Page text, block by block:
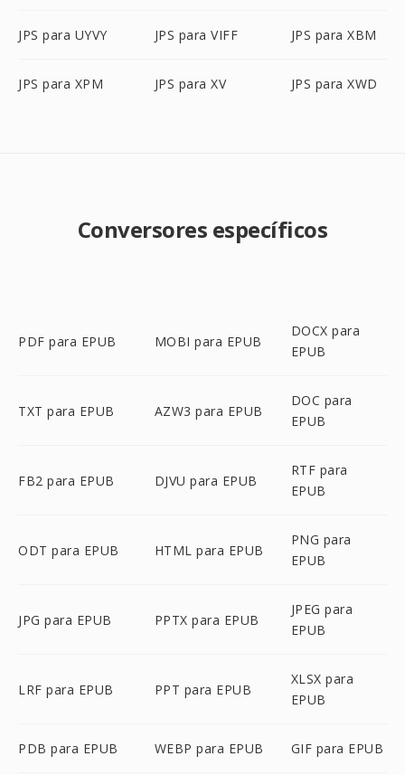
JPS para UYVY JPS para VIFF JPS para XBM
JPS para XPM JPS para XV JPS para XWD
Conversores específicos
PDF para EPUB MOBI para EPUB
DOCX para
EPUB
TXT para EPUB AZW3 para EPUB
DOC para
EPUB
FB2 para EPUB DJVU para EPUB
RTF para
EPUB
ODT para EPUB HTML para EPUB
PNG para
EPUB
JPG para EPUB PPTX para EPUB
JPEG para
EPUB
LRF para EPUB PPT para EPUB
XLSX para
EPUB
PDB para EPUB WEBP para EPUB GIF para EPUB